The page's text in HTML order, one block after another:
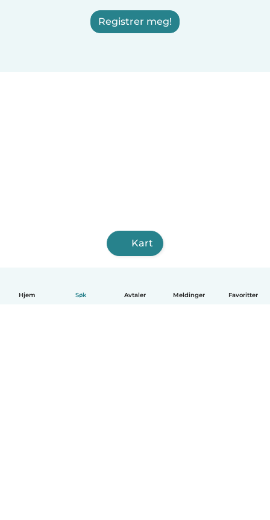
Hjem Søk Avtaler Meldinger Favoritter
Registrer meg!
Kart